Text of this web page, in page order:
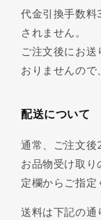
代金引換手数
されません。
ご注文後にお
おりませんので
配送について
通常、ご注文後
お品物受け取
定欄からご指定
送料は下記の通